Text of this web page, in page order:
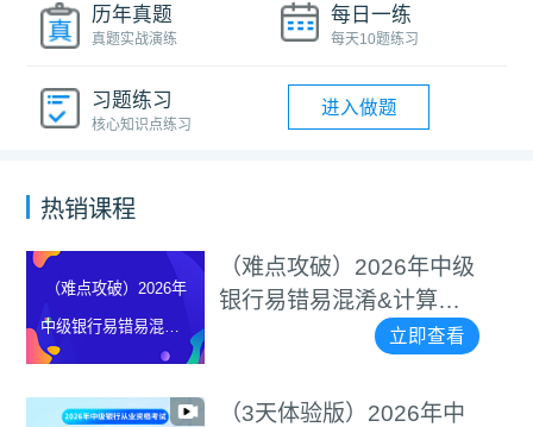
历年真题
真题实战演练
每日一练
每天10题练习
习题练习
核心知识点练习
进入做题
热销课程
（难点攻破）2026年
中级银行易错易混淆&
计算题等专项突破视
频
（难点攻破）2026年中级
银行易错易混淆&计算题
等专项突破视频
立即查看
（3天体验版）2026年中